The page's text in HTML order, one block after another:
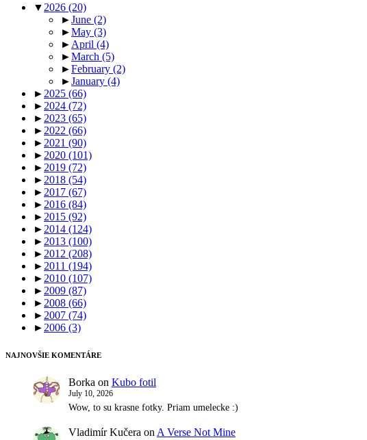
▼ 2026 (20)
►June (2)
►May (3)
► April (4)
►March (5)
►February (2)
►January (4)
► 2025 (66)
► 2024 (72)
► 2023 (65)
► 2022 (66)
► 2021 (90)
► 2020 (101)
► 2019 (72)
► 2018 (54)
► 2017 (67)
► 2016 (84)
► 2015 (92)
► 2014 (124)
► 2013 (100)
► 2012 (208)
► 2011 (194)
► 2010 (107)
► 2009 (87)
► 2008 (66)
► 2007 (74)
► 2006 (3)
NAJNOVŠIE KOMENTÁRE
Borka on Kubo fotil
July 10, 2026
Wow, to su krasne fotky. Priam umelecke :)
Vladimír Kučera on A Verse Not Mine